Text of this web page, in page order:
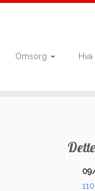
Omsorg